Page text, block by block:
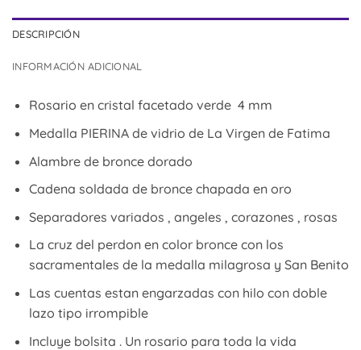
DESCRIPCIÓN
INFORMACIÓN ADICIONAL
Rosario en cristal facetado verde 4 mm
Medalla PIERINA de vidrio de La Virgen de Fatima
Alambre de bronce dorado
Cadena soldada de bronce chapada en oro
Separadores variados , angeles , corazones , rosas
La cruz del perdon en color bronce con los
sacramentales de la medalla milagrosa y San Benito
Las cuentas estan engarzadas con hilo con doble
lazo tipo irrompible
Incluye bolsita . Un rosario para toda la vida